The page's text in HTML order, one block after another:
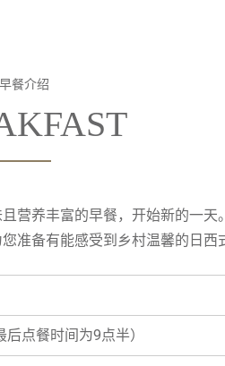
早餐介绍
营养丰富的早餐，开始新的一天。
准备有能感受到乡村温馨的日西
点餐时间为9点半）